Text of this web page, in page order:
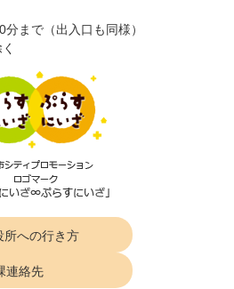
まで（出入口も同様）
所への行き方
連絡先